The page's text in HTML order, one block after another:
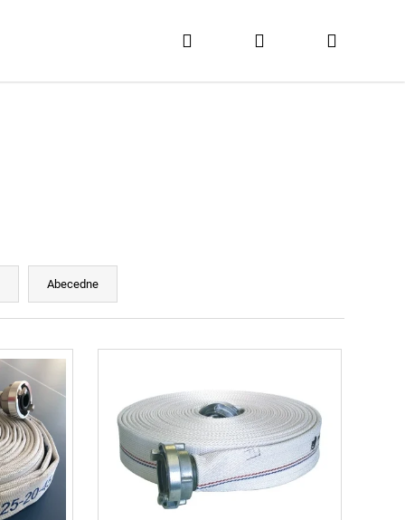
Prihlásenie
Abecedne